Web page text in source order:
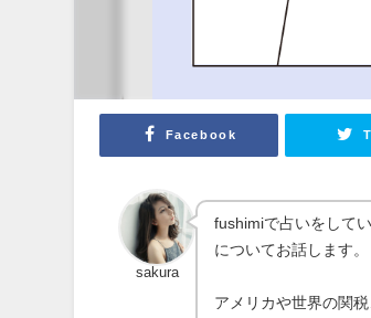
Facebook
sakura
fushimiで占いをして
についてお話します。
アメリカや世界の関